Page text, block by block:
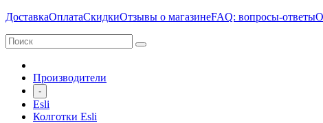
ДоставкаОплатаСкидкиОтзывы о магазинеFAQ: вопросы-ответы
Производители
-
Esli
Колготки Esli